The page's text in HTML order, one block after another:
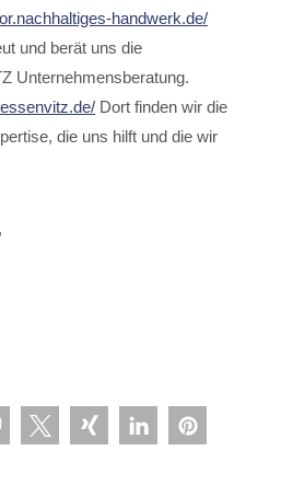
handwerk.de/
und berät uns die
Unternehmensberatung.
Dort finden wir die
die uns hilft und die wir